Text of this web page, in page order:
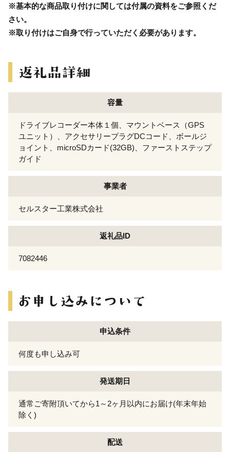
※基本的な商品取り付けに関しては付属の資料をご参照くだ
さい。
※取り付けはご自身で行っていただく必要があります。
容量
ドライブレコーダー本体１個、マウントベース（GPS
ユニット）、アクセサリープラグDCコード、ボールジ
ョイント、microSDカード(32GB)、ファーストステップ
ガイド
事業者
セルスター工業株式会社
返礼品ID
7082446
申込条件
何度も申し込み可
発送期日
通常ご寄附頂いてから1～2ヶ月以内にお届け(年末年始
除く)
配送